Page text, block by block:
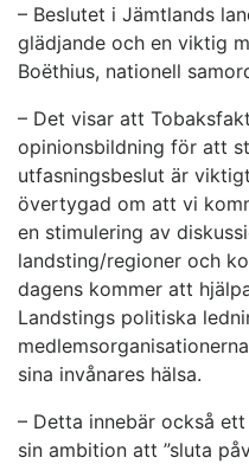
– Beslutet i Jämtlands
glädjande och en viktig
Boëthius, nationell
– Det visar att
opinionsbildning för att
utfasningsbeslut är
övertygad om att vi
en stimulering av
landsting/regioner och
dagens kommer att
Landstings politiska
sina invånares hälsa.
– Detta innebär också
sin ambition att ”sluta